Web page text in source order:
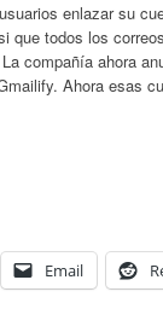
enlazar su
que todos los
compañía ahora
Ahora esas
Email